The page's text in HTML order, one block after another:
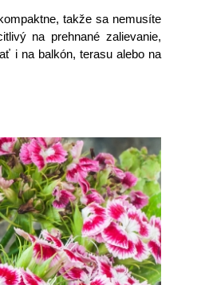
takže sa nemusíte
na prehnané zalievanie,
i na balkón, terasu alebo na